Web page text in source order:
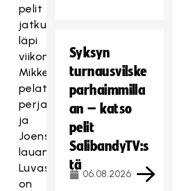
pelit
jatkuvat
läpi
viikonlopun,
Mikkelissä
pelataan
perjantaina
ja
Joensuussa
lauantaina.
Luvassa
on
Syksyn
turnausvilske
parhaimmilla
an – katso
pelit
SalibandyTV:s
tä
06.08.2026